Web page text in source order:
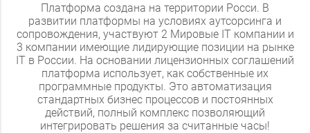
Платформа создана на территории Росси. В
развитии платформы на условиях аутсорсинга и
сопровождения, участвуют 2 Мировые IT компании и
3 компании имеющие лидирующие позиции на рынке
IT в России. На основании лицензионных соглашений
платформа использует, как собственные их
программные продукты. Это автоматизация
стандартных бизнес процессов и постоянных
действий, полный комплекс позволяющий
интегрировать решения за считанные часы!